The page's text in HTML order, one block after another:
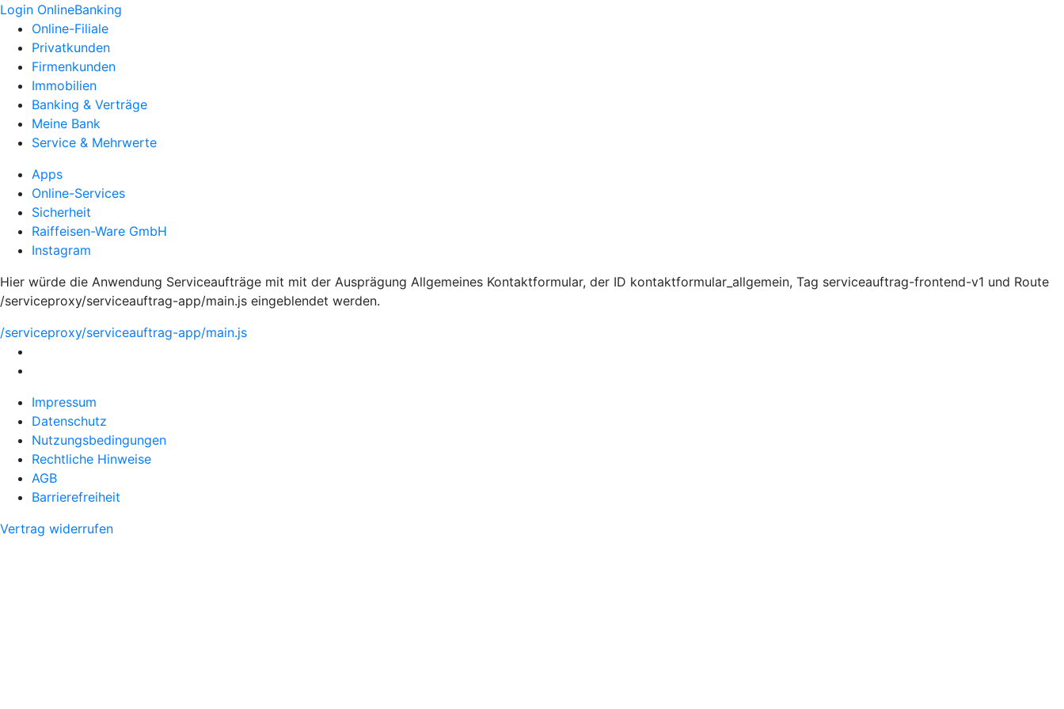
Login OnlineBanking
Online-Filiale
Privatkunden
Firmenkunden
Immobilien
Banking & Verträge
Meine Bank
Service & Mehrwerte
Apps
Online-Services
Sicherheit
Raiffeisen-Ware GmbH
Instagram
Hier würde die Anwendung Serviceaufträge mit mit der Ausprägung Allgemeines Kontaktformular, der ID kontaktformular_allgemein, Tag serviceauftrag-frontend-v1 und Route
/serviceproxy/serviceauftrag-app/main.js eingeblendet werden.
/serviceproxy/serviceauftrag-app/main.js
Impressum
Datenschutz
Nutzungsbedingungen
Rechtliche Hinweise
AGB
Barrierefreiheit
Vertrag widerrufen